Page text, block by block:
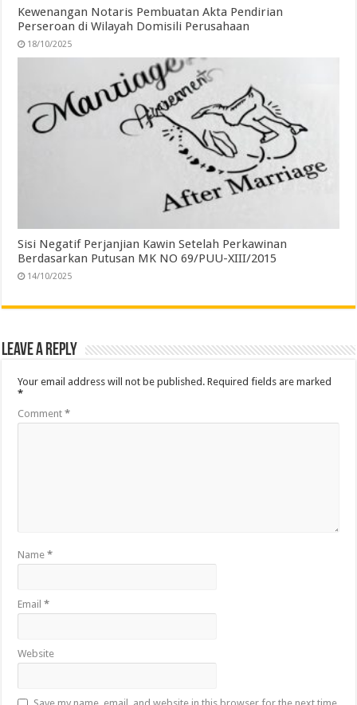
Kewenangan Notaris Pembuatan Akta Pendirian
Perseroan di Wilayah Domisili Perusahaan
18/10/2025
Sisi Negatif Perjanjian Kawin Setelah Perkawinan
Berdasarkan Putusan MK NO 69/PUU-XIII/2015
14/10/2025
Leave a Reply
Your email address will not be published. Required fields are marked
*
Comment*
Name*
Email*
Website